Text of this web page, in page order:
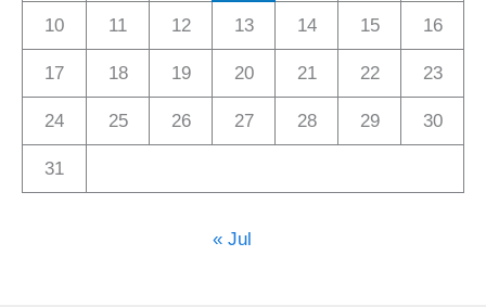
10 11 12 13 14 15 16
17 18 19 20 21 22 23
24 25 26 27 28 29 30
31
« Jul